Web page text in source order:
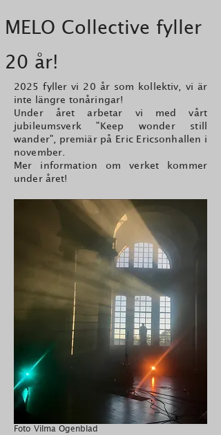
MELO Collective fyller
20 år!
2025 fyller vi 20 år som kollektiv, vi är
inte längre tonåringar!
Under året arbetar vi med vårt
jubileumsverk "Keep wonder still
wander", premiär på Eric Ericsonhallen i
november.
Mer information om verket kommer
under året!
Foto Vilma Ogenblad